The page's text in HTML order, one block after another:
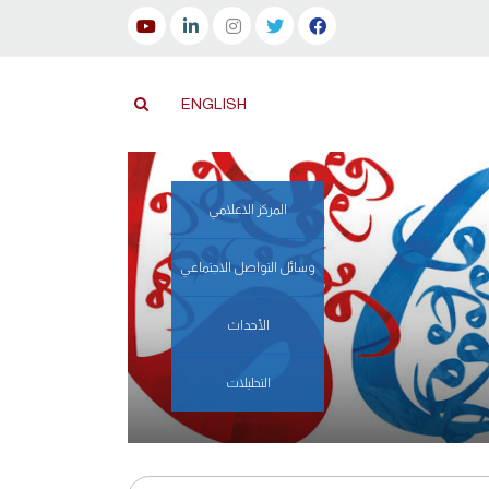
ENGLISH
المركز الاعلامي
وسائل التواصل الاجتماعي
الأحداث
التحليلات